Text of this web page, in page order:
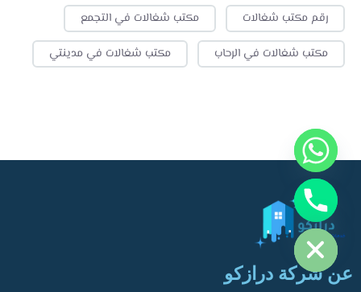
رقم مكتب شغالات
مكتب شغالات في التجمع
مكتب شغالات في الرحاب
مكتب شغالات في مدينتي
عن شركة درازكو
H
d
e
c
y